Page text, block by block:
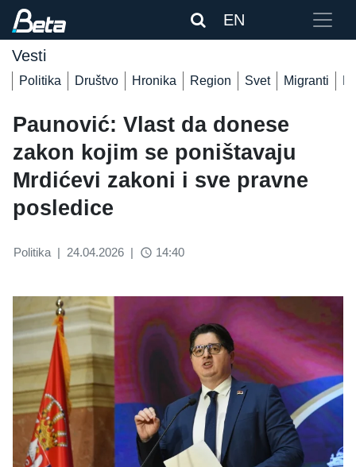
EN
Vesti
Politika Društvo Hronika Region Svet Migranti
Paunović: Vlast da donese
zakon kojim se poništavaju
Mrdićevi zakoni i sve pravne
posledice
Politika | 24.04.2026 | access_time 14:40